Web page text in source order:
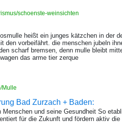
schoenste-weinsichten
heißt ein junges kätzchen in der
den vorbeifährt. die menschen jubeln
scharf bremsen, denn mulle bleibt
das arme tier zerque
Mulle
Bad Zurzach + Baden:
und seine Gesundheit So
für die Zukunft und fördern aktiv